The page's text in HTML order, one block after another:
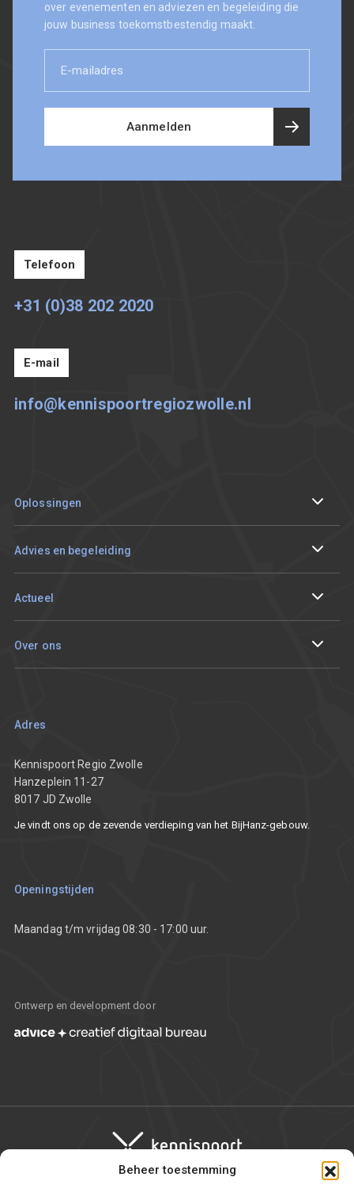
Beheer toestemming
over evenementen en adviezen en begeleiding die
jouw business toekomstbestendig maakt.
mailadres
Aanmelden
Telefoon
+31 (0)38 202 2020
E-mail
info@kennispoortregiozwolle.nl
Oplossingen
Digitaliseren
Advies en begeleiding
Aan de slag met mijn vraagstuk
Actueel
Over ons
Team
Partners
Vacatures
Adres
Kennispoort Regio Zwolle
Hanzeplein 11-27
8017 JD Zwolle
Je vindt ons op de zevende verdieping van het BijHanz-gebouw.
Openingstijden
Maandag t/m vrijdag 08:30 - 17:00 uur.
Ontwerp en development door